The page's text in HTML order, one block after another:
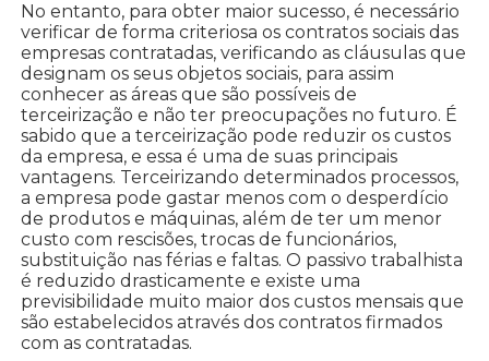
No entanto, para obter maior sucesso, é necessário
verificar de forma criteriosa os contratos sociais das
empresas contratadas, verificando as cláusulas que
designam os seus objetos sociais, para assim
conhecer as áreas que são possíveis de
terceirização e não ter preocupações no futuro. É
sabido que a terceirização pode reduzir os custos
da empresa, e essa é uma de suas principais
vantagens. Terceirizando determinados processos,
a empresa pode gastar menos com o desperdício
de produtos e máquinas, além de ter um menor
custo com rescisões, trocas de funcionários,
substituição nas férias e faltas. O passivo trabalhista
é reduzido drasticamente e existe uma
previsibilidade muito maior dos custos mensais que
são estabelecidos através dos contratos firmados
com as contratadas.